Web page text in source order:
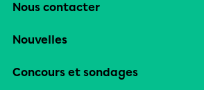
Nous contacter
Nouvelles
Concours et sondages